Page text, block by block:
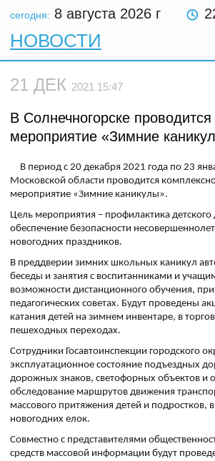
сегодня: 8 августа 2026 г
НОВОСТИ
21 ДЕК 2021 15:47
В Солнечногорске
мероприятие «Зимние
В период с 20 декабря 2021 года по 23
Московской области проводится
мероприятие «Зимние каникулы».
Цель мероприятия – профилактика
обеспечение безопасности
новогодних праздников.
В преддверии зимних школьных каникул
беседы и занятия с воспитанниками и
возможности дистанционного обучения,
педагогических советах. Будут проведены
катания детей на зимнем инвентаре, в
пешеходных переходах.
Сотрудники Госавтоинспекции городского
эксплуатационное состояние подъездных
дорожных знаков, светофорных объектов и
обследование маршрутов движения
массового притяжения детей и подростков,
новогодних елок.
Совместно с представителями
средств массовой информации будут